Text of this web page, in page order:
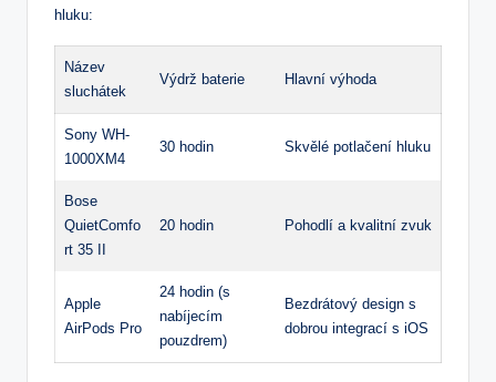
hluku:
Název
sluchátek
Výdrž baterie Hlavní výhoda
Sony WH-
1000XM4
30 hodin Skvělé potlačení hluku
Bose
QuietComfo
rt 35 II
20 hodin Pohodlí a kvalitní zvuk
Apple
AirPods Pro
24 hodin (s
nabíjecím
pouzdrem)
Bezdrátový design s
dobrou integrací s iOS